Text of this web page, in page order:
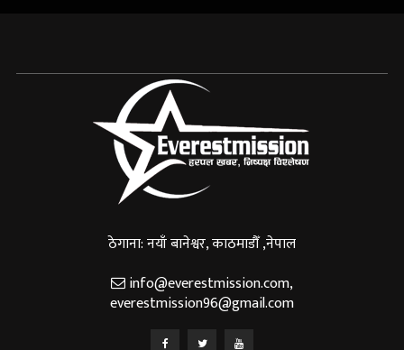
ठेगाना: नयाँ बानेश्वर, काठमाडौँ ,नेपाल
info@everestmission.com,
everestmission96@gmail.com